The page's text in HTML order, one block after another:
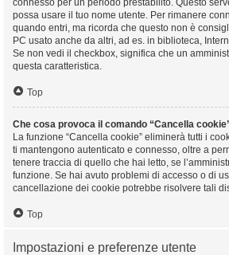
connesso per un periodo prestabilito. Questo
possa usare il tuo nome utente. Per rimanere
quando entri, ma ricorda che questo non è
PC usato anche da altri, ad es. in biblioteca,
Se non vedi il checkbox, significa che un
questa caratteristica.
Top
Che cosa provoca il comando “Cancella
La funzione “Cancella cookie” eliminerà tutti i
ti mantengono autenticato e connesso, oltre a
tenere traccia di quello che hai letto, se
funzione. Se hai avuto problemi di accesso o di
cancellazione dei cookie potrebbe risolvere tali
Top
Impostazioni e preferenze utente